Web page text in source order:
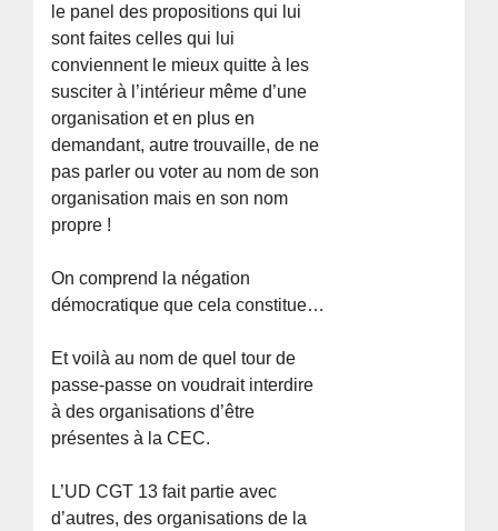
le panel des propositions qui lui
sont faites celles qui lui
conviennent le mieux quitte à les
susciter à l’intérieur même d’une
organisation et en plus en
demandant, autre trouvaille, de ne
pas parler ou voter au nom de son
organisation mais en son nom
propre !
On comprend la négation
démocratique que cela constitue…
Et voilà au nom de quel tour de
passe-passe on voudrait interdire
à des organisations d’être
présentes à la CEC.
L’UD CGT 13 fait partie avec
d’autres, des organisations de la